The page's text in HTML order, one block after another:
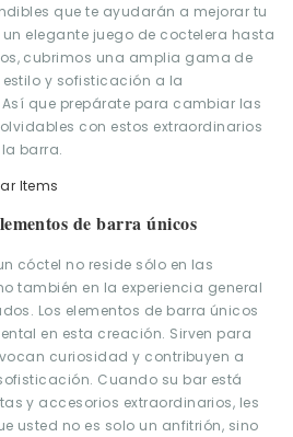
que te ayudarán a mejorar tu
un elegante juego de coctelera hasta
cubrimos una amplia gama de
y sofisticación a la
que prepárate para cambiar las
con estos extraordinarios
barra.
de barra únicos
cóctel no reside sólo en las
también en la experiencia general
Los elementos de barra únicos
en esta creación. Sirven para
curiosidad y contribuyen a
Cuando su bar está
y accesorios extraordinarios, les
usted no es solo un anfitrión, sino